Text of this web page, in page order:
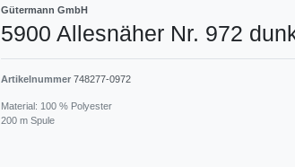
Gütermann GmbH
5900 Allesnäher Nr. 972
Artikelnummer 748277-0972
Material: 100 % Polyester
200 m Spule